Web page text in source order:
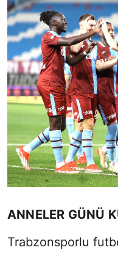
ANNELER GÜNÜ
Trabzonsporlu